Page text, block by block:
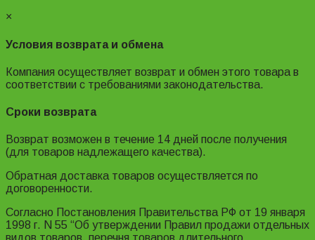
×
Условия возврата и обмена
Компания осуществляет возврат и обмен этого товара в
соответствии с требованиями законодательства.
Сроки возврата
Возврат возможен в течение 14 дней после получения
(для товаров надлежащего качества).
Обратная доставка товаров осуществляется по
договоренности.
Согласно Постановления Правительства РФ от 19 января
1998 г. N 55 “Об утверждении Правил продажи отдельных